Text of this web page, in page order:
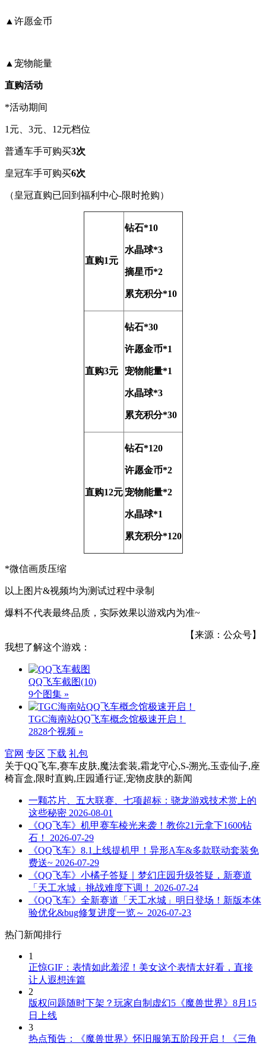
▲许愿金币
▲宠物能量
直购活动
*活动期间
1元、3元、12元档位
普通车手可购买3次
皇冠车手可购买6次
（皇冠直购已回到福利中心-限时抢购）
直购1元
钻石*10
水晶球*3
摘星币*2
累充积分*10
直购3元
钻石*30
许愿金币*1
宠物能量*1
水晶球*3
累充积分*30
直购12元
钻石*120
许愿金币*2
宠物能量*2
水晶球*1
累充积分*120
*微信画质压缩
以上图片&视频均为测试过程中录制
爆料不代表最终品质，实际效果以游戏内为准~
【来源：公众号】
我想了解这个游戏：
QQ飞车截图(10)
9个图集 »
TGC海南站QQ飞车概念馆极速开启！
2828个视频 »
官网 专区 下载 礼包
关于QQ飞车,赛车皮肤,魔法套装,霜龙守心,S-溯光,玉壶仙子,座
椅盲盒,限时直购,庄园通行证,宠物皮肤的新闻
一颗芯片、五大联赛、七项超标：骁龙游戏技术赏上的
这些秘密 2026-08-01
《QQ飞车》机甲赛车棱光来袭！教你21元拿下1600钻
石！
2026-07-29
《QQ飞车》8.1上线提机甲！异形A车&多款联动套装免
费送~ 2026-07-29
《QQ飞车》小橘子答疑｜梦幻庄园升级答疑，新赛道
「天工水城」挑战难度下调！
2026-07-24
《QQ飞车》全新赛道「天工水城」明日登场！新版本体
验优化&bug修复进度一览～ 2026-07-23
热门新闻排行
1
正惊GIF：表情如此羞涩！美女这个表情太好看，直接
让人遐想连篇
2
版权问题随时下架？玩家自制虚幻5《魔兽世界》8月15
日上线
3
热点预告：《魔兽世界》怀旧服第五阶段开启！《三角